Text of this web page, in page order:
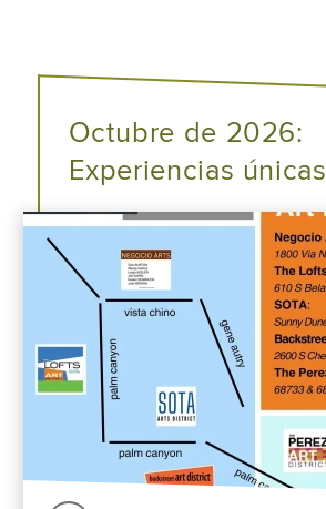
Octubre de 2026:
Experiencias únicas